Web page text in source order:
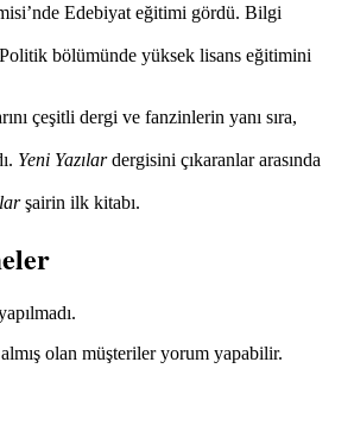
Edebiyat eğitimi gördü. Bilgi
bölümünde yüksek lisans eğitimini
çeşitli dergi ve fanzinlerin yanı sıra,
Yeni Yazılardergisini çıkaranlar arasında
şairin ilk kitabı.
olan müşteriler yorum yapabilir.